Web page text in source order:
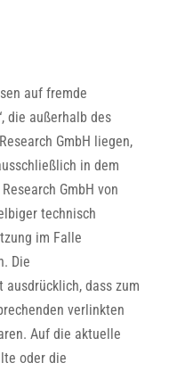
auf fremde
die außerhalb des
Research GmbH liegen,
in dem
Research GmbH von
technisch
im Falle
Die
ausdrücklich, dass zum
verlinkten
Auf die aktuelle
oder die